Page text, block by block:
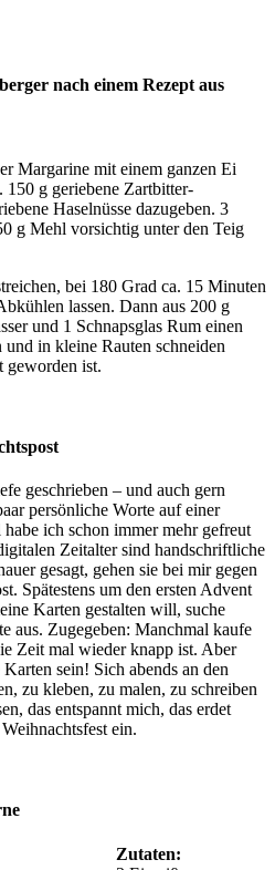
nach einem Rezept aus
Margarine mit einem ganzen Ei
g geriebene Zartbitter-
Haselnüsse dazugeben. 3
g Mehl vorsichtig unter den Teig
bei 180 Grad ca. 15 Minuten
lassen. Dann aus 200 g
und 1 Schnapsglas Rum einen
in kleine Rauten schneiden
geworden ist.
geschrieben – und auch gern
persönliche Worte auf einer
ich schon immer mehr gefreut
Zeitalter sind handschriftliche
gesagt, gehen sie bei mir gegen
Spätestens um den ersten Advent
Karten gestalten will, suche
aus. Zugegeben: Manchmal kaufe
Zeit mal wieder knapp ist. Aber
sein! Sich abends an den
zu kleben, zu malen, zu schreiben
das entspannt mich, das erdet
ein.
Zutaten: